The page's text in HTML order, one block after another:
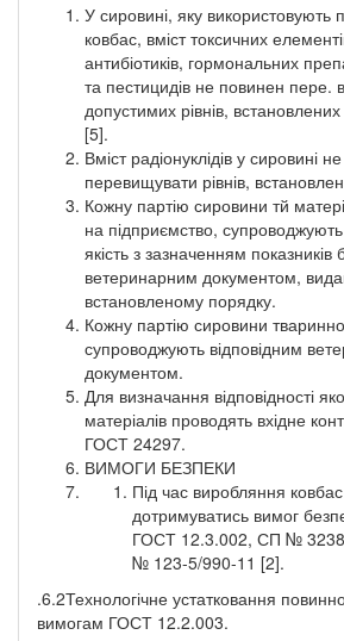
У сировині, яку використовують
ковбас, вміст токсичних
антибіотиків, гормональних
та пестицидів не повинен пере.
допустимих рівнів,
[5].
Вміст радіонуклідів у сировині
перевищувати рівнів,
Кожну партію сировини тй
на підприємство,
якість з зазначенням показників
ветеринарним документом,
встановленому порядку.
Кожну партію сировини
супроводжують відповідним
документом.
Для визначання відповідності
матеріалів проводять вхідне
ГОСТ 24297.
ВИМОГИ БЕЗПЕКИ
Під час виробляння ковбас
дотримуватись вимог
ГОСТ 12.3.002, СП № 3238
№ 123-5/990-11 [2].
.6.2Технологічне устатковання
вимогам ГОСТ 12.2.003.